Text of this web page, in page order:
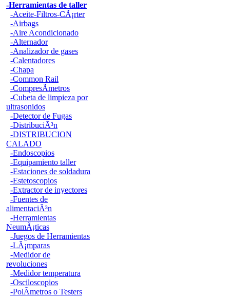
-Herramientas de taller
-Aceite-Filtros-CÃ¡rter
-Airbags
-Aire Acondicionado
-Alternador
-Analizador de gases
-Calentadores
-Chapa
-Common Rail
-CompresÃ­metros
-Cubeta de limpieza por
ultrasonidos
-Detector de Fugas
-DistribuciÃ³n
-DISTRIBUCION
CALADO
-Endoscopios
-Equipamiento taller
-Estaciones de soldadura
-Estetoscopios
-Extractor de inyectores
-Fuentes de
alimentaciÃ³n
-Herramientas
NeumÃ¡ticas
-Juegos de Herramientas
-LÃ¡mparas
-Medidor de
revoluciones
-Medidor temperatura
-Osciloscopios
-PolÃ­metros o Testers